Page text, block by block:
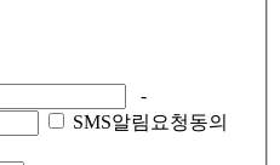
-
SMS알림요청동의